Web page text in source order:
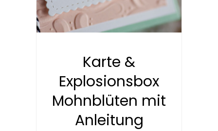
Karte &
Explosionsbox
Mohnblüten mit
Anleitung